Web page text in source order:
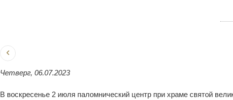
Четверг, 06.07.2023
В воскресенье 2 июля паломнический центр при храме святой